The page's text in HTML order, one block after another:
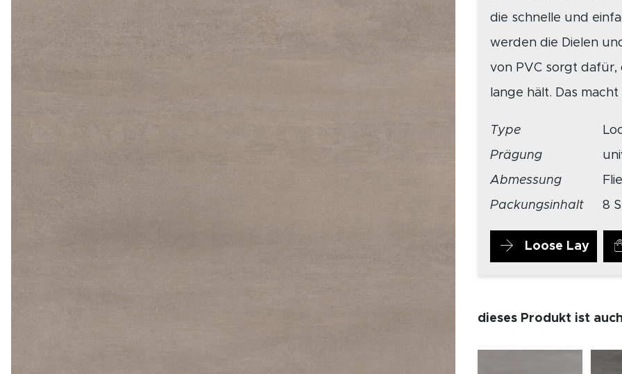
die schnelle und
werden die Dielen
von PVC sorgt dafür,
lange hält. Das
Type
Prägung
Abmessung
Packungsinhalt
8
Loose Lay
dieses Produkt ist